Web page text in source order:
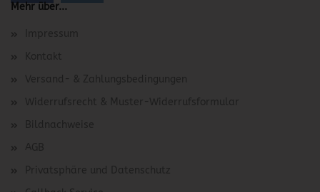
Mehr über...
Impressum
Kontakt
Versand- & Zahlungsbedingungen
Widerrufsrecht & Muster-Widerrufsformular
Bildnachweise
AGB
Privatsphäre und Datenschutz